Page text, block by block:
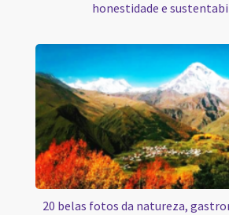
honestidade e
20 belas fotos da natureza,